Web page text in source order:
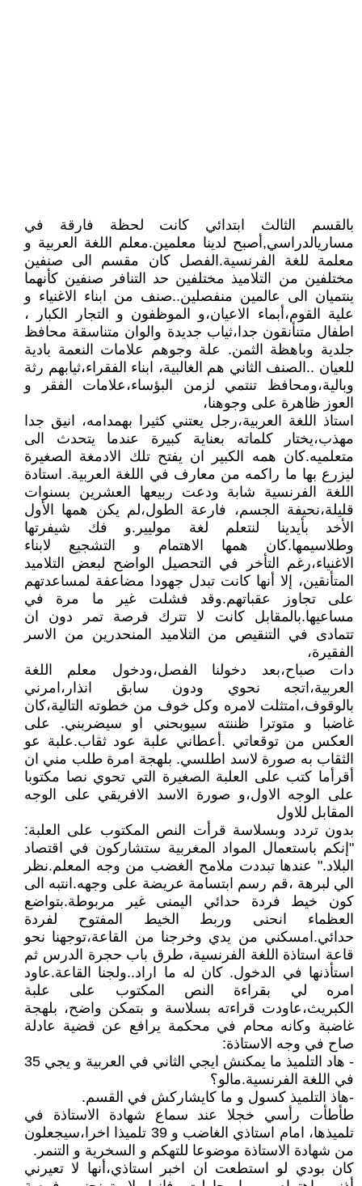
بالقسم الثالث ابتدائي كانت لحظة فارقة في
مساريالدراسي,أصبح لدينا معلمين.معلم اللغة العربية و
معلمة للغة الفرنسية.الفصل كان مقسم الى صنفين
مختلفين من التلاميذ مختلفين حد التنافر صنفين كأنهما
ينتميان الى عالمين منفصلين..صنف من ابناء الاغنياء و
علية القوم،أبماء الاعيان،و الموظفون و التجار الكبار ،
اطفال متنأنقون جدا،ثياب جديدة والوان متناسقة محافظ
جلدية وباهظة الثمن. علة وجوهم علامات النعمة بادية
للعيان ..الصنف الثاني هم الغالبية، ابناء الفقراء،ثيابهم رثة
وبالية،ومحافظ تنتمي لزمن البؤساء،علامات الفقر و
العوز ظاهرة على وجوهنا،
استاذ اللغة العربية،رجل يعتني كثيرا بهمدامه، انيق جدا
مهذب،يختار كلماته بعناية كبيرة عندما يتحدث الى
متعلميه.كان همه الكبير ان يفتح تلك الادمغة الصغيرة
ليزرع بها ما راكمه من معارف في اللغة العربية. استادة
اللغة الفرنسية شابة ودعت ربيعها العشرين بسنوات
قليلة،نحيفة الجسم، فارعة الطول،لم يكن همها الأول
الأخد بأيدينا لنتعلم لغة موليير.و فك شيفرتها
وطلاسيمها.كان همها الاهتمام و التشجيع لابناء
الاغنياء،رغم التأخر في التحصيل الواضح لبعض التلاميد
المتأنقين، إلا أنها كانت تبدل جهودا مضاعفة لمساعدتهم
على تجاوز عقباتهم.وقد فشلت غير ما مرة في
مساعيها.بالمقابل كانت لا تترك فرصة تمر دون ان
تتمادى في التنقيص من التلاميد المنحدرين من الاسر
الفقيرة،
دات صباح،بعد دخولنا الفصل،ودخول معلم اللغة
العربية،اتجه نحوي ودون سابق انذار،امرني
بالوقوف،امتثلت لامره وكل خوف من خطوته التالية،كان
غاضبا و متوترا ظننته سيوبحني او سيضربني. على
العكس من توقعاتي .أعطاني علبة عود ثقاب.علبة عو
الثقاب به صورة لاسد اطلسي. بلهجة امرة طلب مني ان
أقرأما كتب على العلبة الصغيرة التي تحوي نصا مكتوبا
على الوجه الاول،و صورة الاسد الافريقي على الوجه
المقابل للاول
بدون تردد وبسلاسة قرأت النص المكتوب على العلبة:
"إنكم باستعمال المواد المغربية ستشاركون في اقتصاد
البلاد." عندها تبددت ملامح الغضب من وجه المعلم.نظر
الي لبرهة ،قم رسم ابتسامة عريضة على وجهه.انتبه الى
كون خيط فردة حدائي اليمنى غير مربوطة.بتواضع
العظماء انحنى وربط الخيط المفتوح لفردة
حدائي.امسكني من يدي وخرجنا من القاعة،توجهنا نحو
قاعة استاذة اللغة الفرنسية، طرق باب حجرة الدرس ثم
استأذنها في الدخول. كان له ما اراد..ولجنا القاعة.عاود
امره لي بقراءة النص المكتوب على علبة
الكبريث،عاودت قراءته بسلاسة و بتمكن واضح، بلهجة
غاضبة وكانه محام في محكمة يرافع عن قضية عادلة
صاح في وجه الاستاذة:
- هاد التلميذ ما يمكنش ايجي الثاني في العربية و يجي 35
في اللغة الفرنسية.مالو؟
-هاذ التلميذ كسول و ما كايشاركش في القسم.
طأطأت رأسي خجلا عند سماع شهادة الاستاذة في
تلميذها، امام استاذي الغاضب و 39 تلميذا اخرا،سيجعلون
من شهادة الاستاذة موضوعا للتهكم و السخرية و التنمر.
كان بودي لو استطعت ان اخبر استاذي،أنها لا تعيرني